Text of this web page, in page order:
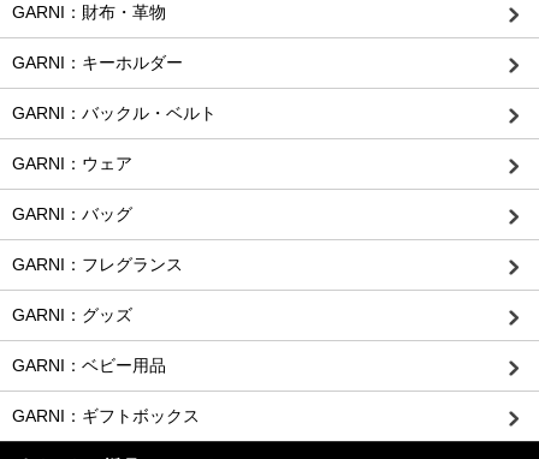
GARNI：財布・革物
GARNI：キーホルダー
GARNI：バックル・ベルト
GARNI：ウェア
GARNI：バッグ
GARNI：フレグランス
GARNI：グッズ
GARNI：ベビー用品
GARNI：ギフトボックス